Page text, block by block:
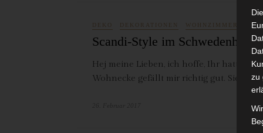
DEKO DEKORATIONEN WOHNZIMMER
Scandi-Style im Schwedenhaus
Hej meine Lieben, ich hoffe, Ihr hattet
Wohnecke gefällt mir richtig gut. Sie istzu